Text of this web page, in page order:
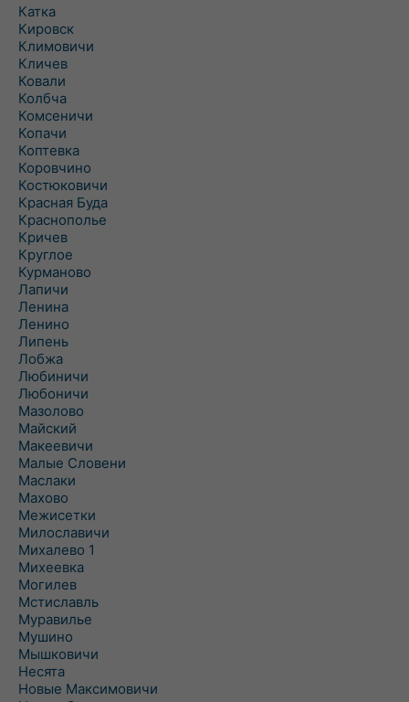
Катка
Кировск
Климовичи
Кличев
Ковали
Колбча
Комсеничи
Копачи
Коптевка
Коровчино
Костюковичи
Красная Буда
Краснополье
Кричев
Круглое
Курманово
Лапичи
Ленина
Ленино
Липень
Лобжа
Любиничи
Любоничи
Мазолово
Майский
Макеевичи
Малые Словени
Маслаки
Махово
Межисетки
Милославичи
Михалево 1
Михеевка
Могилев
Мстиславль
Муравилье
Мушино
Мышковичи
Несята
Новые Максимовичи